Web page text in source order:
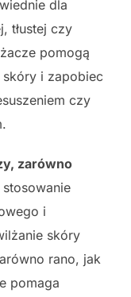
dla
tłustej czy
pomogą
i zapobiec
czy
zarówno
stosowanie
i
skóry
rano, jak
pomaga